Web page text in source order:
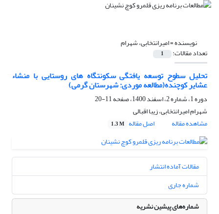
نویسنده =امیرانتخابی، شهرام
تعداد مقالات: 1
تحلیل سطوح توسعه یافتگی سکونتگاه های روستایی با منشاء
عشایر کوچنده(مطالعه موردی: شهرستان گرمی)
دوره 1، شماره 2، اسفند 1400، صفحه
11-20
شهرام امیرانتخابی، زیبا اقبالی
مشاهده مقاله
اصل مقاله 1.3 M
مقالات آماده انتشار
شماره جاری
شماره‌های پیشین نشریه